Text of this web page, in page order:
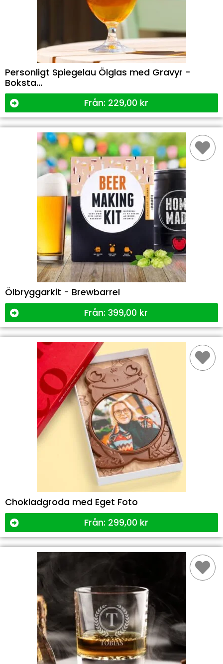
Personligt Spiegelau Ölglas med Gravyr -
Boksta...
Från: 229,00 kr
Ölbryggarkit - Brewbarrel
Från: 399,00 kr
Chokladgroda med Eget Foto
Från: 299,00 kr